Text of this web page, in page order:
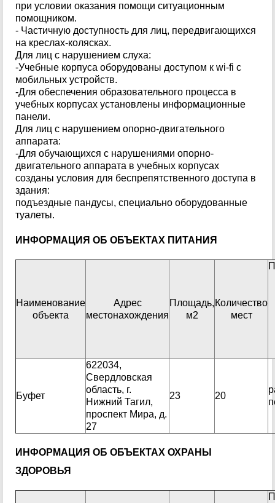
при условии оказания помощи ситуационным
помощником.
- Частичную доступность для лиц, передвигающихся
на креслах-колясках.
Для лиц с нарушением слуха:
-Учебные корпуса оборудованы доступом к wi-fi с
мобильных устройств.
-Для обеспечения образовательного процесса в
учебных корпусах установлены информационные
панели.
Для лиц с нарушением опорно-двигательного
аппарата:
-Для обучающихся с нарушениями опорно-
двигательного аппарата в учебных корпусах
созданы условия для беспрепятственного доступа в
здания:
подъездные пандусы, специально оборудованные
туалеты.
ИНФОРМАЦИЯ ОБ ОБЪЕКТАХ ПИТАНИЯ
Наименование
объекта
Адрес
местонахождения
Площадь,
м2
Количество
мест
Буфет
622034,
Свердловская
область, г.
Нижний Тагил,
проспект Мира, д.
27
23 20
ИНФОРМАЦИЯ ОБ ОБЪЕКТАХ ОХРАНЫ
ЗДОРОВЬЯ